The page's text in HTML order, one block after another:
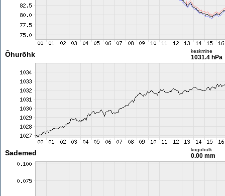
Õhurõhk keskmine
1031.4 hPa
Sademed koguhulk
0.00 mm